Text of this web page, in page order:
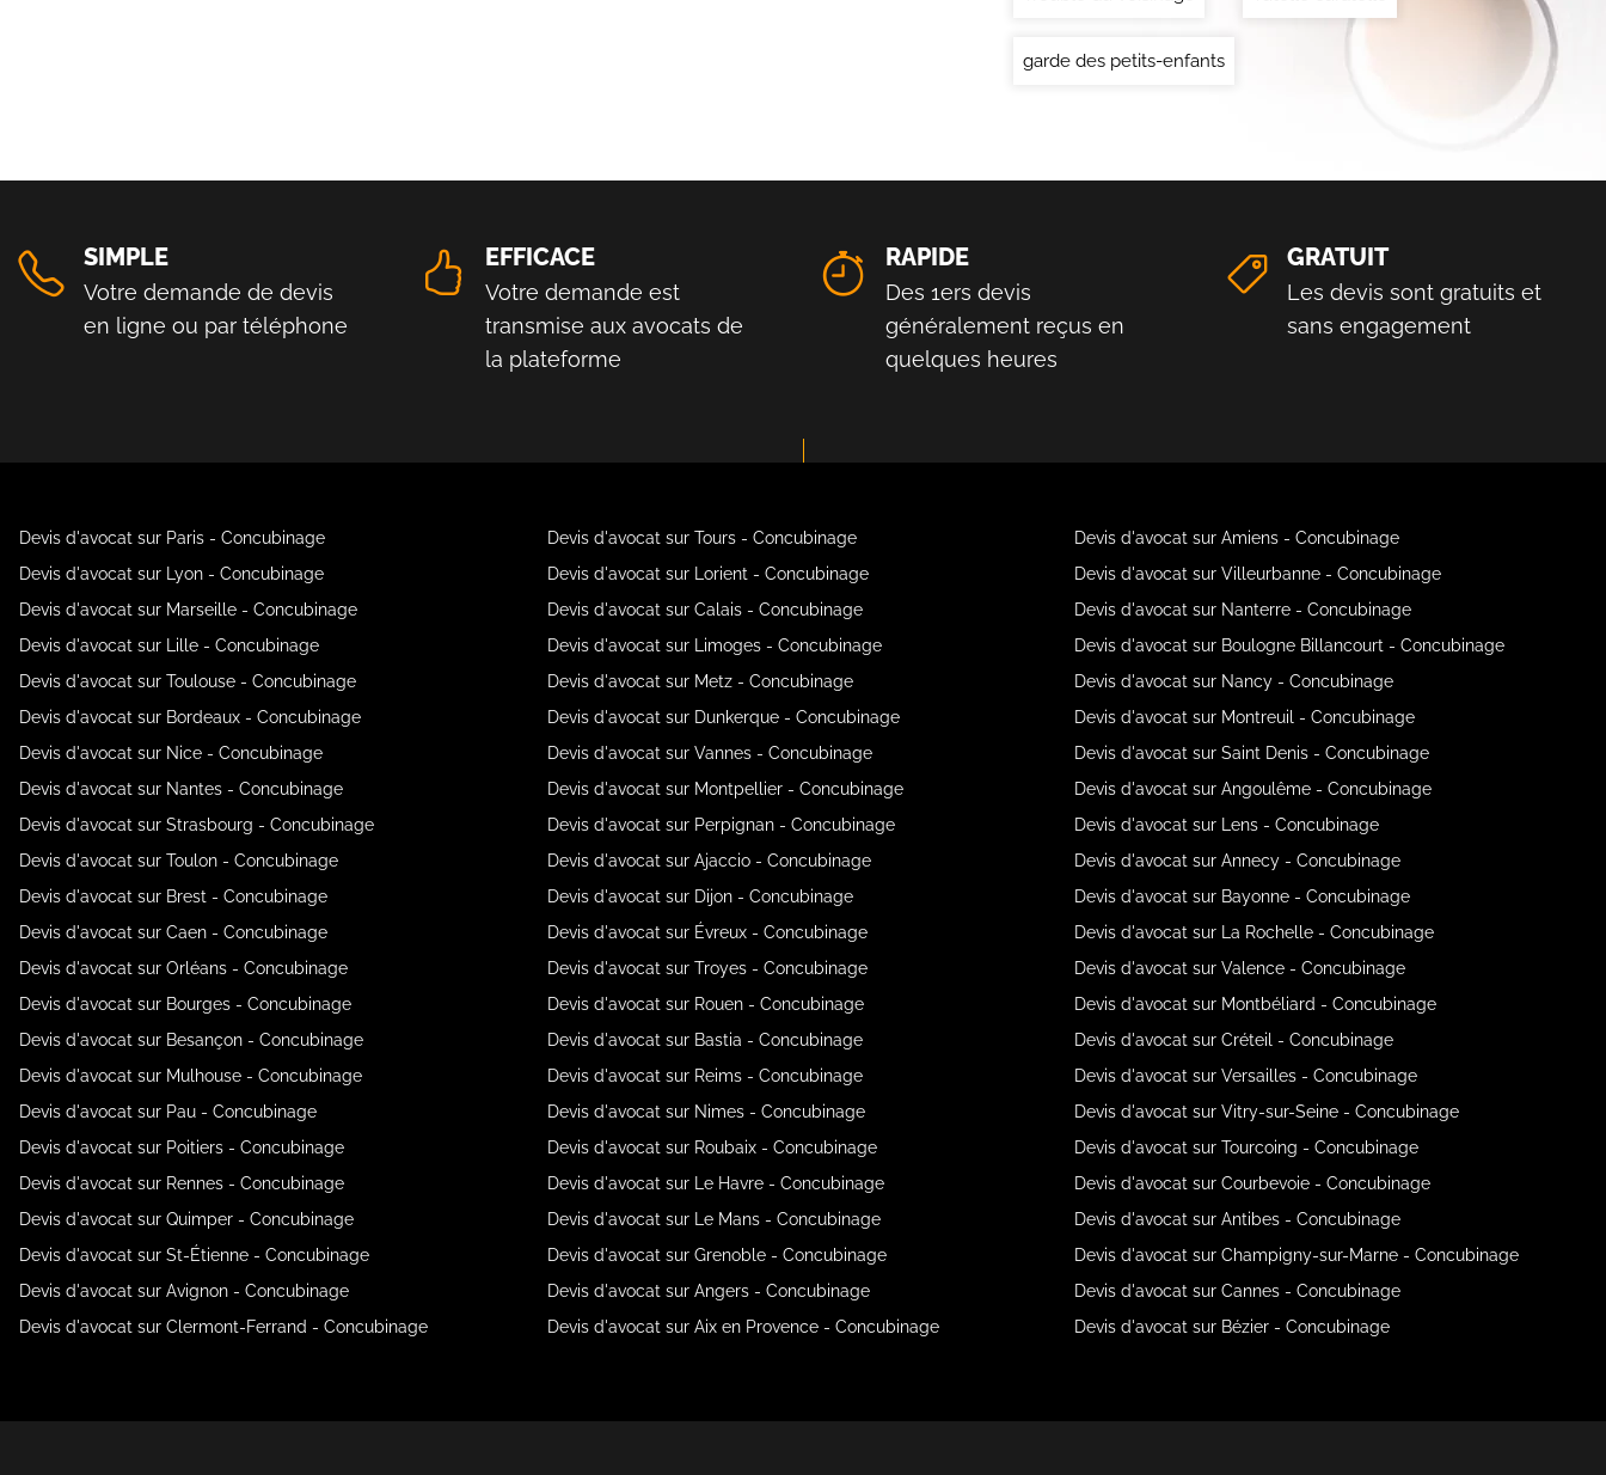
garde des petits-enfants
SIMPLE
Votre demande de devis
en ligne ou par téléphone
EFFICACE
Votre demande est
transmise aux avocats de
la plateforme
RAPIDE
Des 1ers devis
généralement reçus en
quelques heures
GRATUIT
Les devis sont gratuits et
sans engagement
Devis d'avocat sur Paris - Concubinage
Devis d'avocat sur Lyon - Concubinage
Devis d'avocat sur Marseille - Concubinage
Devis d'avocat sur Lille - Concubinage
Devis d'avocat sur Toulouse - Concubinage
Devis d'avocat sur Bordeaux - Concubinage
Devis d'avocat sur Nice - Concubinage
Devis d'avocat sur Nantes - Concubinage
Devis d'avocat sur Strasbourg - Concubinage
Devis d'avocat sur Toulon - Concubinage
Devis d'avocat sur Brest - Concubinage
Devis d'avocat sur Caen - Concubinage
Devis d'avocat sur Orléans - Concubinage
Devis d'avocat sur Bourges - Concubinage
Devis d'avocat sur Besançon - Concubinage
Devis d'avocat sur Mulhouse - Concubinage
Devis d'avocat sur Pau - Concubinage
Devis d'avocat sur Poitiers - Concubinage
Devis d'avocat sur Rennes - Concubinage
Devis d'avocat sur Quimper - Concubinage
Devis d'avocat sur St-Étienne - Concubinage
Devis d'avocat sur Avignon - Concubinage
Devis d'avocat sur Clermont-Ferrand - Concubinage
Devis d'avocat sur Tours - Concubinage
Devis d'avocat sur Lorient - Concubinage
Devis d'avocat sur Calais - Concubinage
Devis d'avocat sur Limoges - Concubinage
Devis d'avocat sur Metz - Concubinage
Devis d'avocat sur Dunkerque - Concubinage
Devis d'avocat sur Vannes - Concubinage
Devis d'avocat sur Montpellier - Concubinage
Devis d'avocat sur Perpignan - Concubinage
Devis d'avocat sur Ajaccio - Concubinage
Devis d'avocat sur Dijon - Concubinage
Devis d'avocat sur Évreux - Concubinage
Devis d'avocat sur Troyes - Concubinage
Devis d'avocat sur Rouen - Concubinage
Devis d'avocat sur Bastia - Concubinage
Devis d'avocat sur Reims - Concubinage
Devis d'avocat sur Nimes - Concubinage
Devis d'avocat sur Roubaix - Concubinage
Devis d'avocat sur Le Havre - Concubinage
Devis d'avocat sur Le Mans - Concubinage
Devis d'avocat sur Grenoble - Concubinage
Devis d'avocat sur Angers - Concubinage
Devis d'avocat sur Aix en Provence - Concubinage
Devis d'avocat sur Amiens - Concubinage
Devis d'avocat sur Villeurbanne - Concubinage
Devis d'avocat sur Nanterre - Concubinage
Devis d'avocat sur Boulogne Billancourt - Concubinage
Devis d'avocat sur Nancy - Concubinage
Devis d'avocat sur Montreuil - Concubinage
Devis d'avocat sur Saint Denis - Concubinage
Devis d'avocat sur Angoulême - Concubinage
Devis d'avocat sur Lens - Concubinage
Devis d'avocat sur Annecy - Concubinage
Devis d'avocat sur Bayonne - Concubinage
Devis d'avocat sur La Rochelle - Concubinage
Devis d'avocat sur Valence - Concubinage
Devis d'avocat sur Montbéliard - Concubinage
Devis d'avocat sur Créteil - Concubinage
Devis d'avocat sur Versailles - Concubinage
Devis d'avocat sur Vitry-sur-Seine - Concubinage
Devis d'avocat sur Tourcoing - Concubinage
Devis d'avocat sur Courbevoie - Concubinage
Devis d'avocat sur Antibes - Concubinage
Devis d'avocat sur Champigny-sur-Marne - Concubinage
Devis d'avocat sur Cannes - Concubinage
Devis d'avocat sur Bézier - Concubinage